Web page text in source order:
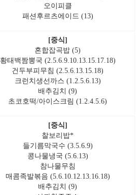
오이피클
패션후르츠에이드 (13)
[중식]
혼합잡곡밥 (5)
황태백짬뽕국 (2.5.6.9.10.13.15.17.18)
건두부피무침 (2.5.6.13.15.18)
크런치생선까스 (1.2.5.6.13)
배추김치 (9)
초코호떡/아이스크림 (1.2.4.5.6)
[중식]
찰보리밥*
들기름막국수 (3.5.6.9)
콩나물냉국 (5.6.13)
참나물무침
매콤족발볶음 (5.6.10.12.13.16.18)
배추김치 (9)